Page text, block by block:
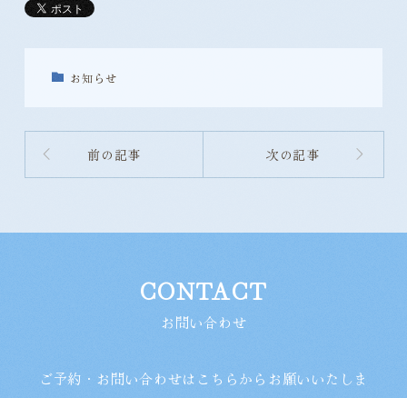
お知らせ
前の記事 次の記事
CONTACT
お問い合わせ
ご予約・お問い合わせはこちらからお願いいたしま